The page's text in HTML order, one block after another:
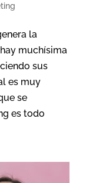
la
muchísima
sus
es muy
se
es todo